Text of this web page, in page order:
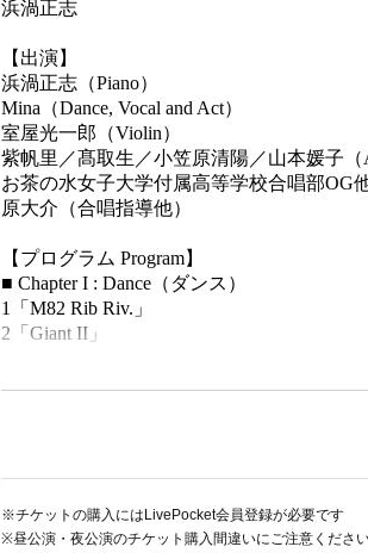
浜渦正志
【出演】
浜渦正志（Piano）
Mina（Dance, Vocal and Act）
室屋光一郎（Violin）
紫帆里／髙取生／小笠原清陽／山本媛子
お茶の水女子大学付属高等学校合唱部OG
原大介（合唱指導他）
【プログラム Program】
■ Chapter I : Dance（ダンス）
1「M82 Rib Riv.」
2「Giant II」
「思わせぶりのダージリン」 (Suggestive
り残されながらも、ここでは変わらない時間が流
■ Chapter III : After Talk（アフタートーク）
※チケットの購入にはLivePocket会員登録が必要です
※昼公演・夜公演のチケット購入間違いにご注意くださ